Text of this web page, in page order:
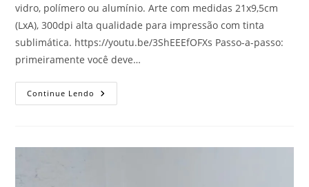
vidro, polímero ou alumínio. Arte com medidas 21x9,5cm
(LxA), 300dpi alta qualidade para impressão com tinta
sublimática. https://youtu.be/3ShEEEfOFXs Passo-a-passo:
primeiramente você deve…
Continue Lendo MÔ
&
MOZINHO